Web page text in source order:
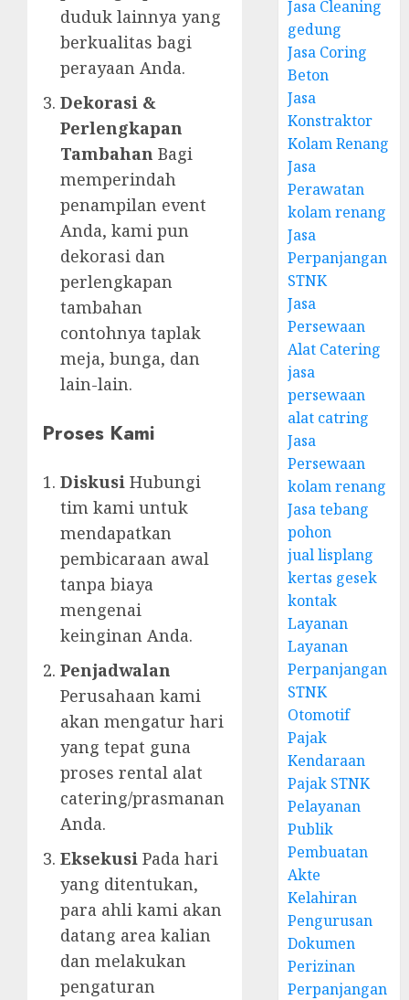
duduk lainnya yang
berkualitas bagi
perayaan Anda.
Dekorasi &
Perlengkapan
Tambahan Bagi
memperindah
penampilan event
Anda, kami pun
dekorasi dan
perlengkapan
tambahan
contohnya taplak
meja, bunga, dan
lain-lain.
Proses Kami
Diskusi Hubungi
tim kami untuk
mendapatkan
pembicaraan awal
tanpa biaya
mengenai
keinginan Anda.
Penjadwalan
Perusahaan kami
akan mengatur hari
yang tepat guna
proses rental alat
catering/prasmanan
Anda.
Eksekusi Pada hari
yang ditentukan,
para ahli kami akan
datang area kalian
dan melakukan
pengaturan
Jasa Cleaning
gedung
Jasa Coring
Beton
Jasa
Konstraktor
Kolam Renang
Jasa
Perawatan
kolam renang
Jasa
Perpanjangan
STNK
Jasa
Persewaan
Alat Catering
jasa
persewaan
alat catring
Jasa
Persewaan
kolam renang
Jasa tebang
pohon
jual lisplang
kertas gesek
kontak
Layanan
Layanan
Perpanjangan
STNK
Otomotif
Pajak
Kendaraan
Pajak STNK
Pelayanan
Publik
Pembuatan
Akte
Kelahiran
Pengurusan
Dokumen
Perizinan
Perpanjangan